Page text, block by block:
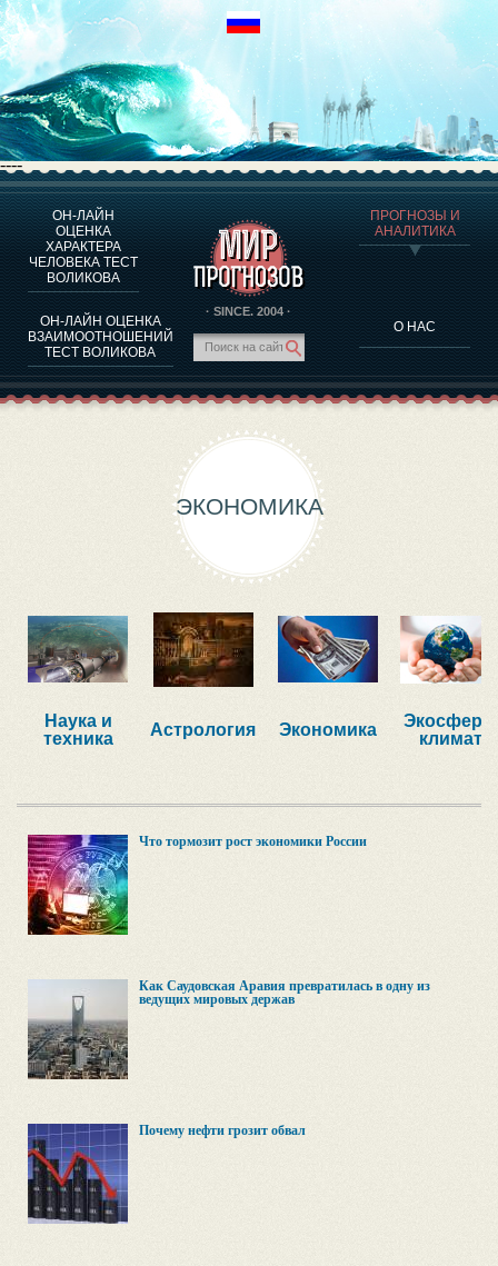
----
ОН-ЛАЙН
ОЦЕНКА
ХАРАКТЕРА
ЧЕЛОВЕКА ТЕСТ
ВОЛИКОВА
ОН-ЛАЙН ОЦЕНКА
ВЗАИМООТНОШЕНИЙ
ТЕСТ ВОЛИКОВА
· SINCE. 2004 ·
ПРОГНОЗЫ И
АНАЛИТИКА
О НАС
О ПРОГРАММЕ
ОЦЕНКА ХАРАКТЕРA ЧЕЛОВЕКА
ОЦЕНКА ХАРАКТЕРА ВЫДАЮЩИХСЯ ЛИЧНОСТЕЙ
О ПРОГРАММЕ
ТЕСТ НА СОВМЕСТИМОСТЬ ВОЛИКОВА
ПРОГНОЗЫ И АНАЛИТИКА
ЭКОНОМИКА
Наука и
техника
Астрология Экономика
Экосфера,
климат
Что тормозит рост экономики России
Как Саудовская Аравия превратилась в одну из
ведущих мировых держав
Почему нефти грозит обвал